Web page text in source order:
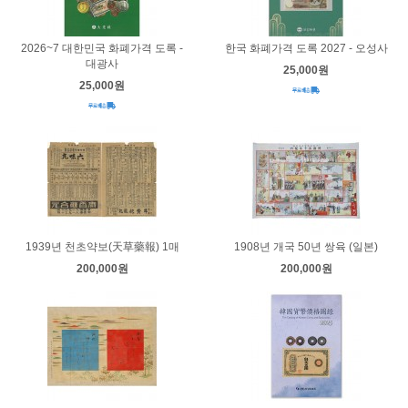
2026~7 대한민국 화폐가격 도록 -
대광사
25,000원
한국 화폐가격 도록 2027 - 오성사
25,000원
1939년 천초약보(天草藥報) 1매
200,000원
1908년 개국 50년 쌍육 (일본)
200,000원